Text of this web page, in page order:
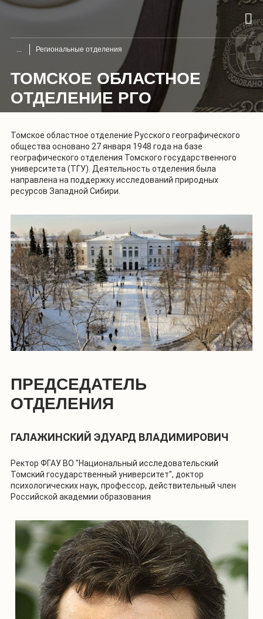
Региональные отделения
ТОМСКОЕ ОБЛАСТНОЕ
ОТДЕЛЕНИЕ РГО
Томское областное отделение Русского географического
общества основано 27 января 1948 года на базе
географического отделения Томского государственного
университета (ТГУ). Деятельность отделения была
направлена на поддержку исследований природных
ресурсов Западной Сибири.
ПРЕДСЕДАТЕЛЬ
ОТДЕЛЕНИЯ
ГАЛАЖИНСКИЙ ЭДУАРД ВЛАДИМИРОВИЧ
Ректор ФГАУ ВО "Национальный исследовательский
Томский государственный университет", доктор
психологических наук, профессор, действительный член
Российской академии образования